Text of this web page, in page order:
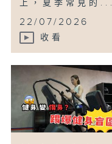
上，夏季常見的...
22/07/2026
收看